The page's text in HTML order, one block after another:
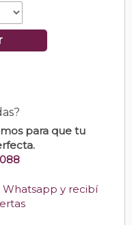
para que tu
y recibí